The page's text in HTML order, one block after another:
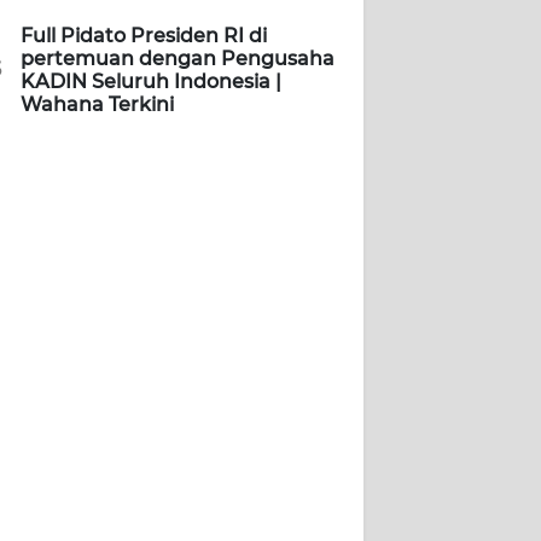
Full Pidato Presiden RI di
pertemuan dengan Pengusaha
KADIN Seluruh Indonesia |
Wahana Terkini